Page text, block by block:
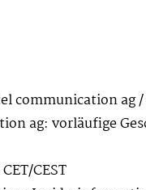
communication ag
ag: vorläufige
CEST